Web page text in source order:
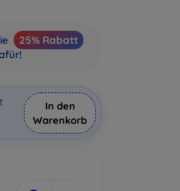
25% Rabatt
In den
Warenkorb